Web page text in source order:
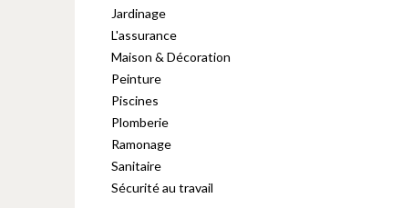
Jardinage
L'assurance
Maison & Décoration
Peinture
Piscines
Plomberie
Ramonage
Sanitaire
Sécurité au travail